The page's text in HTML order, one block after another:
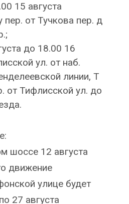
15 августа
от Тучкова пер. д
до 18.00 16
ул. от наб.
линии, Т
от Тифлисской ул. до
шоссе 12 августа
движение
улице будет
27 августа